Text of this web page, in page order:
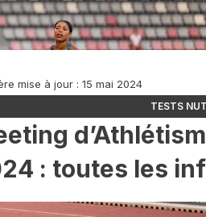
mise à jour : 15 mai 2024
TESTS
: toutes les